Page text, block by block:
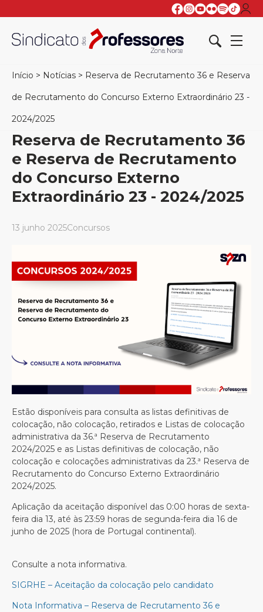
Início > Notícias > Reserva de Recrutamento 36 e Reserva
de Recrutamento do Concurso Externo Extraordinário 23 -
2024/2025
Reserva de Recrutamento 36
e Reserva de Recrutamento
do Concurso Externo
Extraordinário 23 - 2024/2025
13 junho 2025Concursos
Estão disponíveis para consulta as listas definitivas de
colocação, não colocação, retirados e Listas de colocação
administrativa da 36.ª Reserva de Recrutamento
2024/2025 e as Listas definitivas de colocação, não
colocação e colocações administrativas da 23.ª Reserva de
Recrutamento do Concurso Externo Extraordinário
2024/2025.
Aplicação da aceitação disponível das 0:00 horas de sexta-
feira dia 13, até às 23:59 horas de segunda-feira dia 16 de
junho de 2025 (hora de Portugal continental).
Consulte a nota informativa.
SIGRHE – Aceitação da colocação pelo candidato
Nota Informativa – Reserva de Recrutamento 36 e